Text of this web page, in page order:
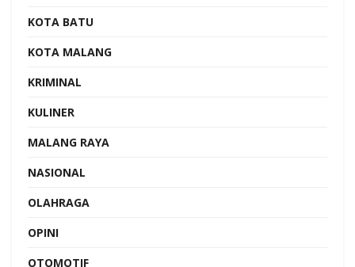
KOTA BATU
KOTA MALANG
KRIMINAL
KULINER
MALANG RAYA
NASIONAL
OLAHRAGA
OPINI
OTOMOTIF